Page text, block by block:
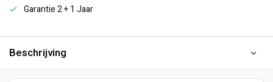
Garantie 2 + 1 Jaar
Beschrijving